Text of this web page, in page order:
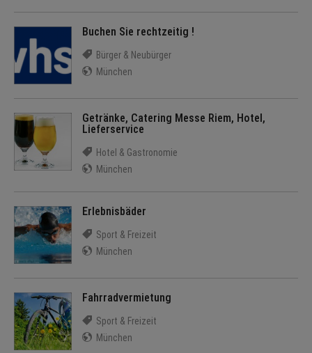
Buchen Sie rechtzeitig !
Bürger & Neubürger
München
Getränke, Catering Messe Riem, Hotel,
Lieferservice
Hotel & Gastronomie
München
Erlebnisbäder
Sport & Freizeit
München
Fahrradvermietung
Sport & Freizeit
München